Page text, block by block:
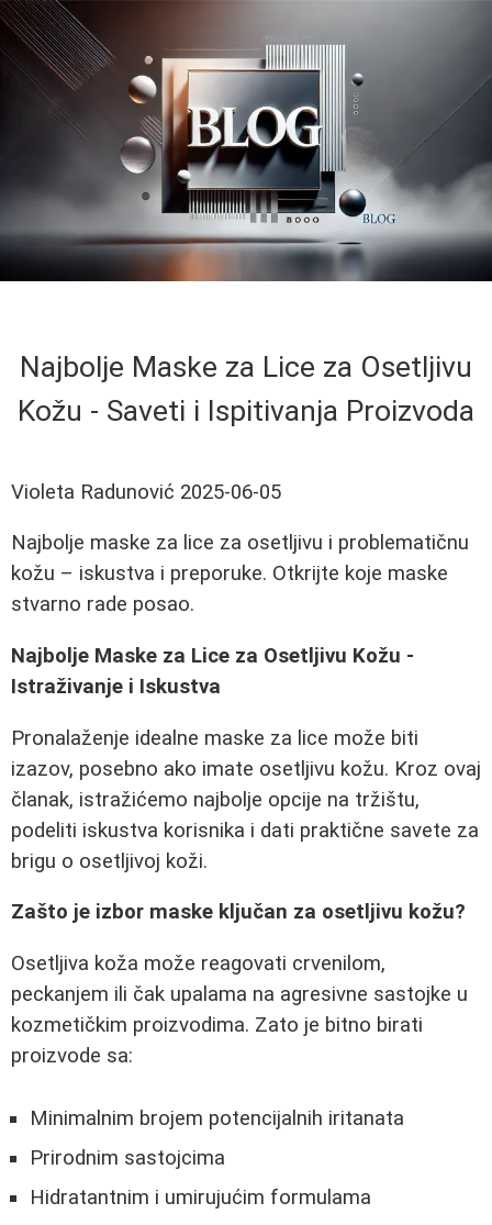
Najbolje Maske za Lice za Osetljivu
Kožu - Saveti i Ispitivanja Proizvoda
Violeta Radunović 2025-06-05
Najbolje maske za lice za osetljivu i problematičnu
kožu – iskustva i preporuke. Otkrijte koje maske
stvarno rade posao.
Najbolje Maske za Lice za Osetljivu Kožu -
Istraživanje i Iskustva
Pronalaženje idealne maske za lice može biti
izazov, posebno ako imate osetljivu kožu. Kroz ovaj
članak, istražićemo najbolje opcije na tržištu,
podeliti iskustva korisnika i dati praktične savete za
brigu o osetljivoj koži.
Zašto je izbor maske ključan za osetljivu kožu?
Osetljiva koža može reagovati crvenilom,
peckanjem ili čak upalama na agresivne sastojke u
kozmetičkim proizvodima. Zato je bitno birati
proizvode sa:
Minimalnim brojem potencijalnih iritanata
Prirodnim sastojcima
Hidratantnim i umirujućim formulama